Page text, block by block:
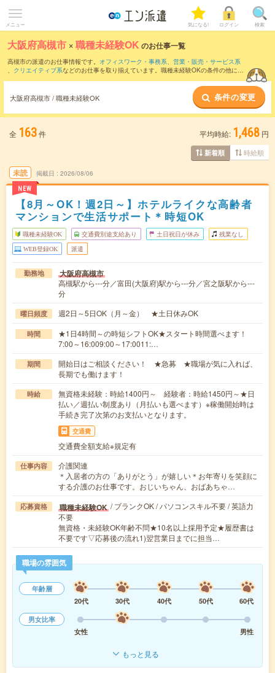
メニュー 気になる! ログイン 検索
大阪府高槻市 ×職種未経験OK のお仕事一覧
高槻市の派遣のお仕事情報です。 オフィスワーク・事務系、 営業・販売・サービス系
、 クリエイティブ系などのお仕事を取り揃えています。職種未経験OKの条件の他に、
大阪府高槻市 / 職種未経験OK 条件の変更
全 163件 平均時給: 1,468 円
新着順 時給順
未読
NEW
掲載日 2026/08/06
【8月～OK！週2日～】ホテルライクな高齢者
マンションで生活サポート＊時短OK
職種未経験OK 交通費別途支給あり 土日祝日が休み 残業なし
WEB登録OK 派遣
勤務地 大阪府高槻市
高槻駅から---分／富田(大阪府)駅から---分／宮之阪駅から---
分
曜日頻度 週2日～5日OK（月～金） ★土日休みOK
時間
★1日4時間～の時短シフトOK★スタート時間選べます！
7:00～16:009:00～17:0011:…
期間
開始日はご相談ください！ ★急募 ★職場が気に入れば、
長期でも働けます！
時給
無資格未経験：時給1400円～ 経験者：時給1450円～★日
払い／週払い制度あり（月払いも選べます）※稼働開始時は
手続き完了次第のお支払いとなります。
交通費
交通費全額支給※規定有
仕事内容
介護関連
＊入居者の方の「ありがとう」が嬉しい＊お年寄りを笑顔に
する介護のお仕事です。おじいちゃん、おばあちゃ…
応募資格 職種未経験OK / ブランクOK / パソコンスキル不要 / 英語力
不要
無資格・未経験OK年齢不問★10名以上採用予定★履歴書は
不要です▽応募後の流れ1)翌営業日までに担当…
職場の雰囲気
年齢層
20代
30代 40代 50代
60代
男女比率
女性
男性
もっと見る